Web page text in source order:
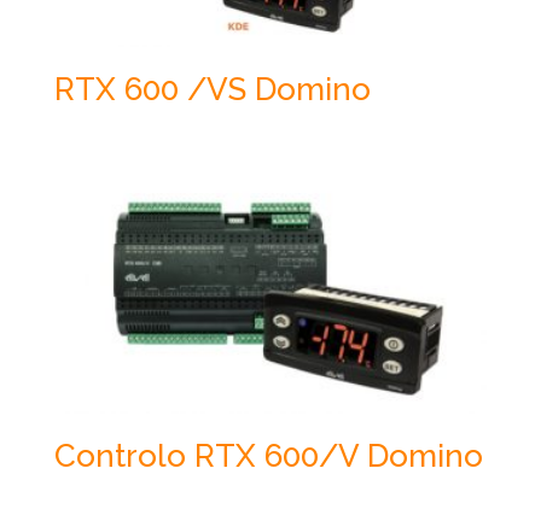
RTX 600 /VS Domino
Controlo RTX 600/V Domino